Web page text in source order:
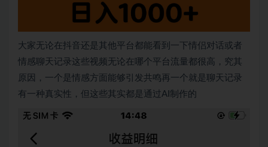
大家无论在抖音还是其他平台都能看到一下情侣对话或者
情感聊天记录这些视频无论在哪个平台流量都很高，究其
原因，一个是情感方面能够引发共鸣再一个就是聊天记录
有一种真实性，但这些其实都是通过AI制作的